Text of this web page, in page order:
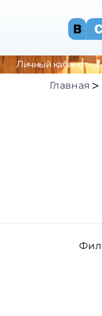
Личный кабинет
Главная